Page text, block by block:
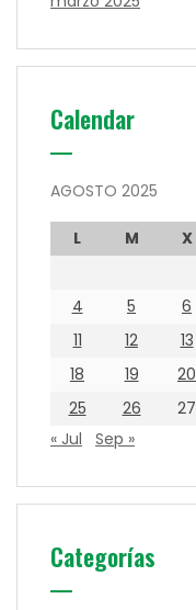
Calendar
AGOSTO 2025
L M X
4
5 6
11
12 13
18
19 20
25
26 27
« Jul
Sep »
Categorías